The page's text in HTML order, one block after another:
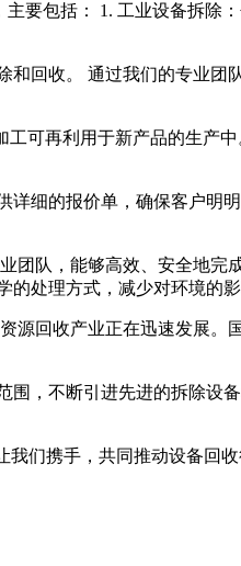
要包括： 1. 工业设备拆除
和回收。 通过我们的专业团
可再利用于新产品的生产
细的报价单，确保客户明
团队，能够高效、安全地完
的处理方式，减少对环境的
源回收产业正在迅速发展。
，不断引进先进的拆除设
们携手，共同推动设备回